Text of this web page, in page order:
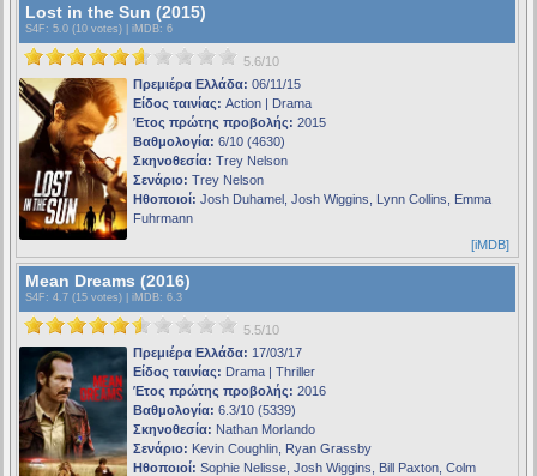
Lost in the Sun (2015)
S4F : 5.0 (10 votes) | iMDB: 6
5.6/10
Πρεμιέρα Ελλάδα: 06/11/15
Είδος ταινίας: Action | Drama
Έτος πρώτης προβολής: 2015
Βαθμολογία: 6/10 (4630)
Σκηνοθεσία: Trey Nelson
Σενάριο: Trey Nelson
Ηθοποιοί: Josh Duhamel, Josh Wiggins, Lynn Collins, Emma
Fuhrmann
[iMDB]
Mean Dreams (2016)
S4F : 4.7 (15 votes) | iMDB: 6.3
5.5/10
Πρεμιέρα Ελλάδα: 17/03/17
Είδος ταινίας: Drama | Thriller
Έτος πρώτης προβολής: 2016
Βαθμολογία: 6.3/10 (5339)
Σκηνοθεσία: Nathan Morlando
Σενάριο: Kevin Coughlin, Ryan Grassby
Ηθοποιοί: Sophie Nelisse, Josh Wiggins, Bill Paxton, Colm